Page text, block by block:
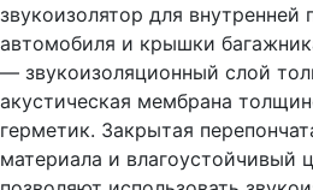
звукоизолятор для внутренней
автомобиля и крышки
— звукоизоляционный слой
акустическая мембрана
герметик. Закрытая
материала и влагоустойчивый